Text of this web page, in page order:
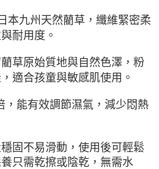
本九州天然藺草，纖維緊密柔
耐用度。
草原始質地與自然色澤，粉
適合孩童與敏感肌使用。
，能有效調節濕氣，減少悶熱
固不易滑動，使用後可輕鬆
只需乾擦或陰乾，無需水